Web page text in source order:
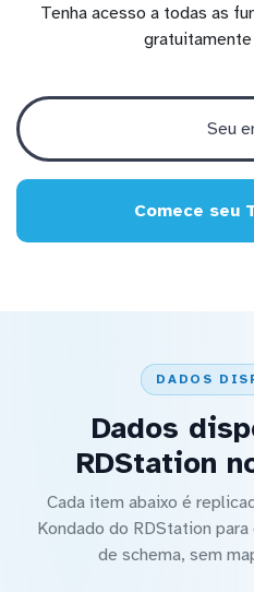
Tenha acesso a todas as
Comece seu
DADOS
Dados
RDStation
Cada item abaixo é
Kondado do RDStation
de schema, sem